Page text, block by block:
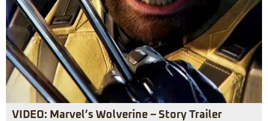
VIDEO: Marvel’s Wolverine – Story Trailer